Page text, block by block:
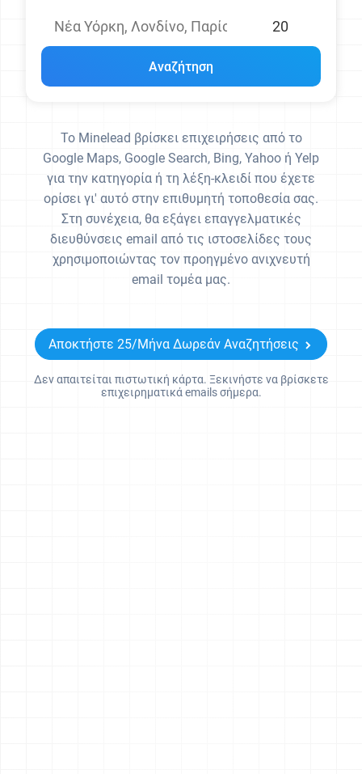
Baidu
Αναζήτηση
Το Minelead βρίσκει επιχειρήσεις από το
Google Maps, Google Search, Bing, Yahoo ή Yelp
για την κατηγορία ή τη λέξη-κλειδί που έχετε
ορίσει γι' αυτό στην επιθυμητή τοποθεσία σας.
Στη συνέχεια, θα εξάγει επαγγελματικές
διευθύνσεις email από τις ιστοσελίδες τους
χρησιμοποιώντας τον προηγμένο ανιχνευτή
email τομέα μας.
Αποκτήστε 25/Μήνα Δωρεάν Αναζητήσεις
Δεν απαιτείται πιστωτική κάρτα. Ξεκινήστε να βρίσκετε
επιχειρηματικά emails σήμερα.